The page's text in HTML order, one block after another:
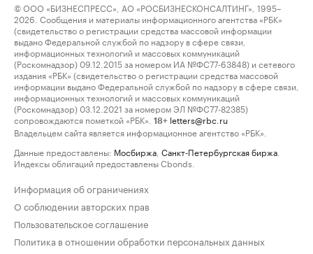
© ООО «БИЗНЕСПРЕСС», АО «РОСБИЗНЕСКОНСАЛТИНГ», 1995–
2026. Сообщения и материалы информационного агентства «РБК»
(свидетельство о регистрации средства массовой информации
выдано Федеральной службой по надзору в сфере связи,
информационных технологий и массовых коммуникаций
(Роскомнадзор) 09.12.2015 за номером ИА №ФС77-63848) и сетевого
издания «РБК» (свидетельство о регистрации средства массовой
информации выдано Федеральной службой по надзору в сфере связи,
информационных технологий и массовых коммуникаций
(Роскомнадзор) 03.12.2021 за номером ЭЛ №ФС77-82385)
сопровождаются пометкой «РБК».
18+ letters@rbc.ru
Владельцем сайта является информационное агентство «РБК».
Данные предоставлены: Мосбиржа Санкт-Петербургская биржа
Индексы облигаций предоставлены Cbonds.
Информация об ограничениях
О соблюдении авторских прав
Пользовательское соглашение
Политика в отношении обработки персональных данных